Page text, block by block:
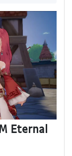
Eternal